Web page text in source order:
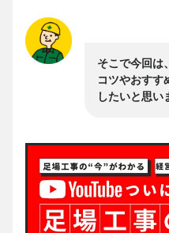
そこで今回は
コツやおすす
したいと思い